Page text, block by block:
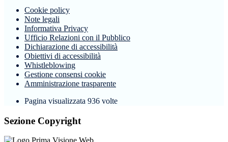
Cookie policy
Note legali
Informativa Privacy
Ufficio Relazioni con il Pubblico
Dichiarazione di accessibilità
Obiettivi di accessibilità
Whistleblowing
Gestione consensi cookie
Amministrazione trasparente
Pagina visualizzata 936 volte
Sezione Copyright